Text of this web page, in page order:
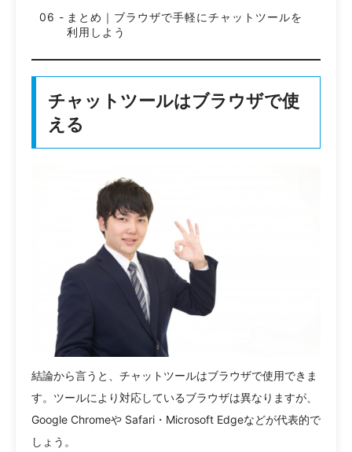
まとめ｜ブラウザで手軽にチャットツールを
利用しよう
チャットツールはブラウザで使
える
結論から言うと、チャットツールはブラウザで使用できま
す。ツールにより対応しているブラウザは異なりますが、
Google Chromeや Safari・Microsoft Edgeなどが代表的で
しょう。